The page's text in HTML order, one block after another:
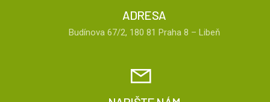
ADRESA
Budínova 67/2, 180 81 Praha 8 – Libeň